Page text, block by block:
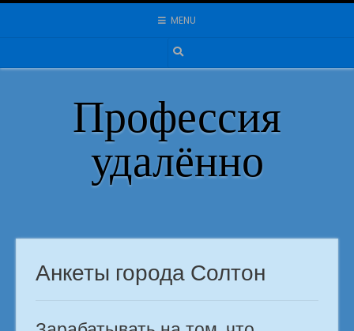
Skip
MENU
Профессия
удалённо
Анкеты города Солтон